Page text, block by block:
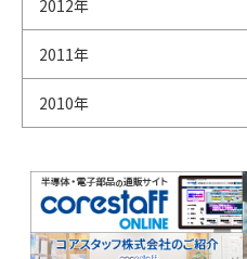
2012年
2011年
2010年